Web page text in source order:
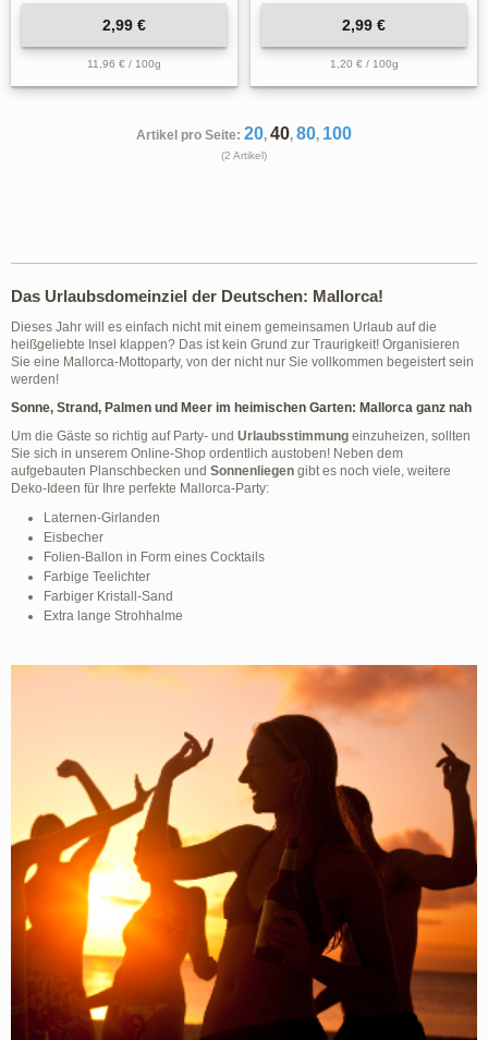
2,99 €
11,96 € / 100g
2,99 €
1,20 € / 100g
Artikel pro Seite: 20, 40, 80, 100
(2 Artikel)
Das Urlaubsdomeinziel der Deutschen: Mallorca!
Dieses Jahr will es einfach nicht mit einem gemeinsamen Urlaub auf die
heißgeliebte Insel klappen? Das ist kein Grund zur Traurigkeit! Organisieren
Sie eine Mallorca-Mottoparty, von der nicht nur Sie vollkommen begeistert sein
werden!
Sonne, Strand, Palmen und Meer im heimischen Garten: Mallorca ganz nah
Um die Gäste so richtig auf Party- und Urlaubsstimmung einzuheizen, sollten
Sie sich in unserem Online-Shop ordentlich austoben! Neben dem
aufgebauten Planschbecken und Sonnenliegen gibt es noch viele, weitere
Deko-Ideen für Ihre perfekte Mallorca-Party:
Laternen-Girlanden
Eisbecher
Folien-Ballon in Form eines Cocktails
Farbige Teelichter
Farbiger Kristall-Sand
Extra lange Strohhalme